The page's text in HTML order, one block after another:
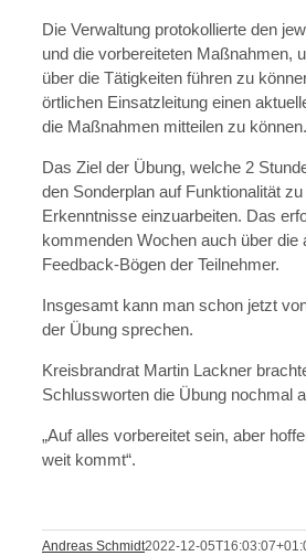
Die Verwaltung protokollierte den
und die vorbereiteten Maßnahmen,
über die Tätigkeiten führen zu
örtlichen Einsatzleitung einen
die Maßnahmen mitteilen zu können.
Das Ziel der Übung, welche 2
den Sonderplan auf Funktionalität
Erkenntnisse einzuarbeiten. Das
kommenden Wochen auch über die
Feedback-Bögen der Teilnehmer.
Insgesamt kann man schon jetzt
der Übung sprechen.
Kreisbrandrat Martin Lackner
Schlussworten die Übung nochmal
„Auf alles vorbereitet sein, aber
weit kommt“.
Andreas Schmidt2022-12-